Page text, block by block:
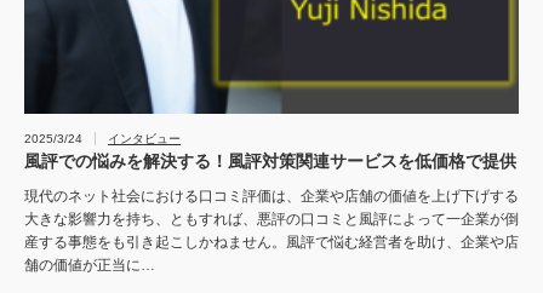
2025/3/24 インタビュー
風評での悩みを解決する！風評対策関連サービスを低価格で提供
現代のネット社会における口コミ評価は、企業や店舗の価値を上げ下げする
大きな影響力を持ち、ともすれば、悪評の口コミと風評によって一企業が倒
産する事態をも引き起こしかねません。風評で悩む経営者を助け、企業や店
舗の価値が正当に…